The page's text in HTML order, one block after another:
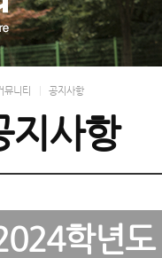
뮤니티 공지사항
지사항
학년도